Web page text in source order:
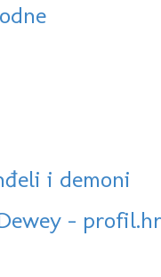
i demoni
- profil.hr